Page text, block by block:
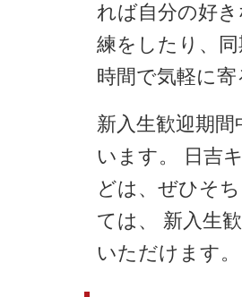
れば自分の好
練をしたり、
時間で気軽に
新入生歓迎期
います。 日吉
どは、ぜひそ
ては、 新入生
いただけます。